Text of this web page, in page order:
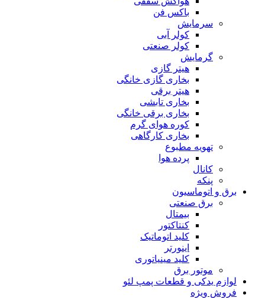
باکس فن
سرمایش
کولر آبی
کولر صنعتی
گرمایش
هیتر گازی
بخاری گازی خانگی
هیتر برقی
بخاری تابشی
بخاری برقی خانگی
کوره هوای گرم
بخاری کارگاهی
تهویه مطبوع
پرده هوا
کانال
پنکه
برق و اتوماسیون
برق صنعتی
بیمتال
کنتاکتور
کلید اتوماتیک
اینورتر
کلید مینیاتوری
موتور برق
لوازم یدکی و قطعات پمپ لئو
فروش ویژه